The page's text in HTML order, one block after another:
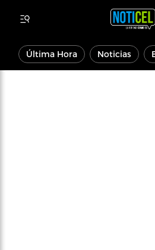
Última Hora Noticias